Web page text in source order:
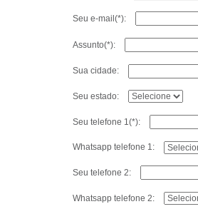
Seu e-mail(*):
Assunto(*):
Sua cidade:
Seu estado:
Seu telefone 1(*):
Whatsapp telefone 1:
Seu telefone 2:
Whatsapp telefone 2: